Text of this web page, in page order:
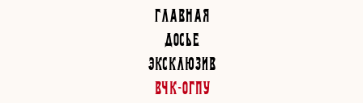
Главная
Досье
Эксклюзив
ВЧК-ОГПУ